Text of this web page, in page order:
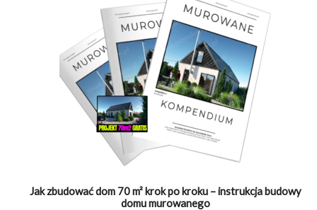
Jak zbudować dom 70 m² krok po kroku – instrukcja budowy
domu murowanego